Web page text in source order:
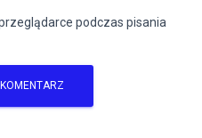
podczas pisania